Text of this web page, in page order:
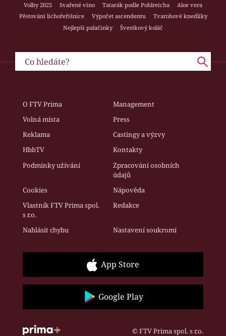
Volby 2025
Svařené víno Tatarák podle Pohlreicha
Aloe vera
Pěstování lichořeřišnice
Výpočet ascendentu
Tvarohové knedlíky
Nejlepší palačinky
Švestkový koláč
O FTV Prima
Management
Volná místa
Press
Reklama
Castingy a výzvy
HbbTV
Kontakty
Podmínky užívání
Zpracování osobních
údajů
Cookies
Nápověda
Vlastník FTV Prima spol.
s r.o.
Redakce
Nahlásit chybu Nastavení soukromí
App Store
Google Play
© FTV Prima spol. s r.o.